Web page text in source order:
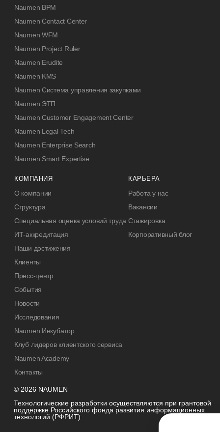
© 2026 NAUMEN
Технологические разработки осуществляются при грантовой
поддержке Российского фонда развития информационных
технологий (РФРИТ)
Naumen BPM
Naumen Contact Center
Naumen WFM
Naumen Project Ruler
Naumen Erudite
Naumen KMS
Naumen Система управления закупками
Naumen ЭТП
Naumen Customer Engagement Center
Naumen Legal Tech
Naumen Enterprise Search
Naumen Smart Expertise
КОМПАНИЯ
О компании
Структура
Специальная оценка условий труда
ИТ-аккредитация
Наши достижения
Клиенты
Пресс-центр
События
Новости
Исследования
Naumen Инкубатор
Клуб лидеров клиентского сервиса
Naumen Academy
Контакты
КАРЬЕРА
Работа у нас
Вакансии
Стажировка
Корпоративный блог